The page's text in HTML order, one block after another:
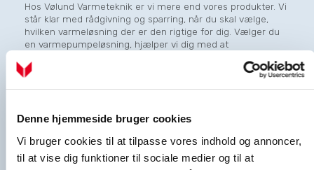
Denne hjemmeside bruger cookies
Vi bruger cookies til at tilpasse vores indhold og annoncer,
til at vise dig funktioner til sociale medier og til at
Hos Vølund Varmeteknik er vi mere end vores produkter. Vi
står klar med rådgivning og sparring, når du skal vælge,
hvilken varmeløsning der er den rigtige for dig. Vælger du
en varmepumpeløsning, hjælper vi dig med at
der passer til netop dit behov. Og når din varmepumpe
først er installeret, har du tryghed i form af kompetent
Læs mere om, hvorfor du skal vælge Vølund Varmeteknik
Hør mere om varmepumper til erhverv og industri